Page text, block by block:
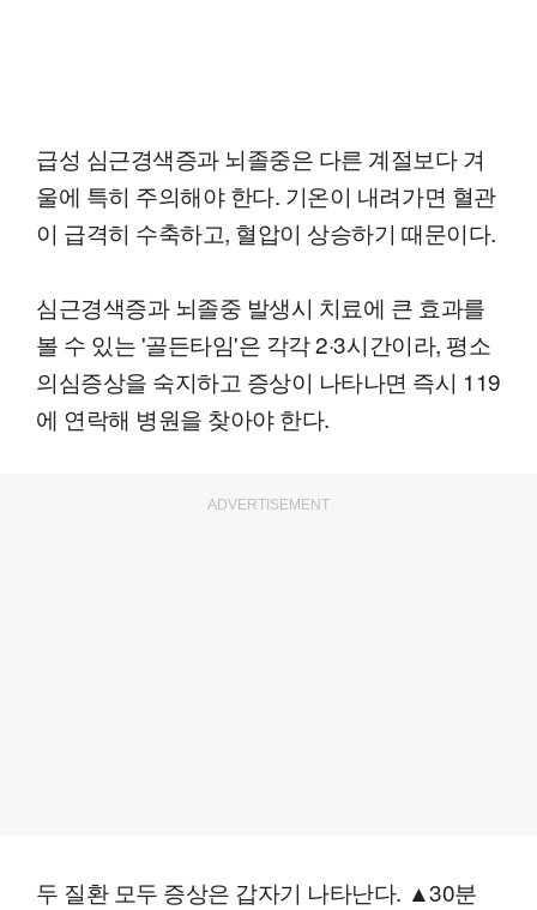
급성 심근경색증과 뇌졸중은 다른 계절보다 겨
울에 특히 주의해야 한다. 기온이 내려가면 혈관
이 급격히 수축하고, 혈압이 상승하기 때문이다.
심근경색증과 뇌졸중 발생시 치료에 큰 효과를
볼 수 있는 '골든타임'은 각각 2·3시간이라, 평소
의심증상을 숙지하고 증상이 나타나면 즉시 119
에 연락해 병원을 찾아야 한다.
ADVERTISEMENT
두 질환 모두 증상은 갑자기 나타난다. ▲30분